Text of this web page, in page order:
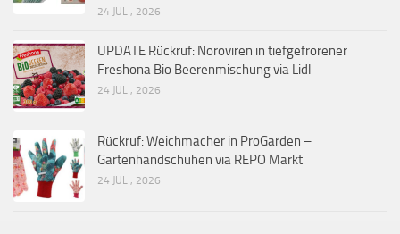
24 JULI, 2026
UPDATE Rückruf: Noroviren in tiefgefrorener
Freshona Bio Beerenmischung via Lidl
24 JULI, 2026
Rückruf: Weichmacher in ProGarden –
Gartenhandschuhen via REPO Markt
24 JULI, 2026